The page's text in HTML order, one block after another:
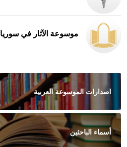
موسوعة الآثار في سوريا
اصدارات الموسوعة العربية
أسماء الباحثين